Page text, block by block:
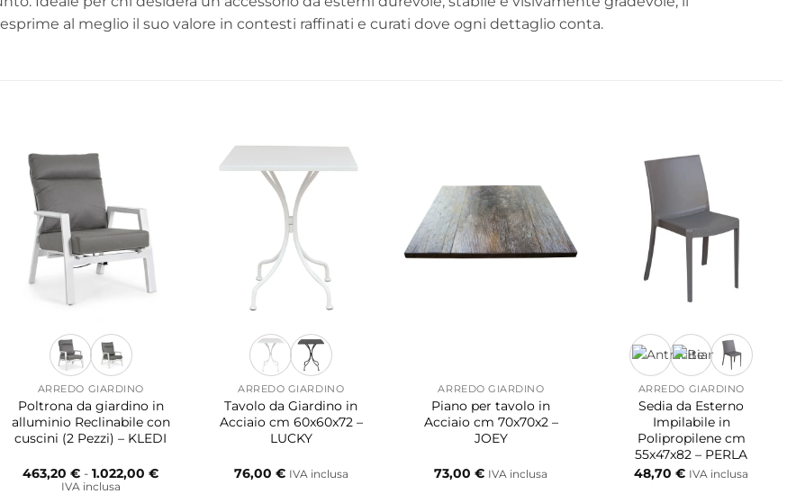
al meglio il suo valore in contesti raffinati e curati dove ogni dettaglio conta.
ARREDO GIARDINO
Poltrona da giardino in
alluminio Reclinabile con
cuscini (2 Pezzi) – KLEDI
463,20€ - 1.022,00€Fascia
IVA inclusa
ARREDO GIARDINO
Tavolo da Giardino in
Acciaio cm 60x60x72 –
LUCKY
76,00 € IVA inclusa
ARREDO GIARDINO
Piano per tavolo in
Acciaio cm 70x70x2 –
JOEY
73,00€ IVA inclusa
ARREDO GIARDINO
Sedia da Esterno
Impilabile in
Polipropilene cm
55x47x82 – PERLA
48,70€ IVA inclusa